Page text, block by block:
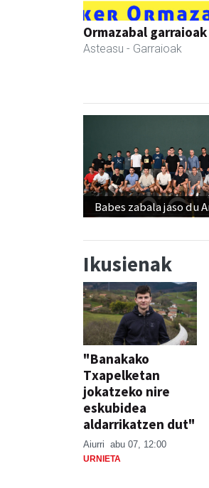
Ormazabal garraioak
Asteasu - Garraioak
Babes zabala jaso du
Ikusienak
"Banakako
Txapelketan
jokatzeko nire
eskubidea
aldarrikatzen dut"
Aiurri abu 07, 12:00
URNIETA